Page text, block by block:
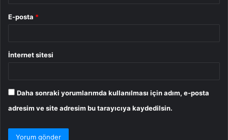
E-posta *
İnternet sitesi
Daha sonraki yorumlarımda kullanılması için adım, e-posta
adresim ve site adresim bu tarayıcıya kaydedilsin.